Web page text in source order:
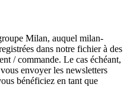
Milan, auquel milan-
dans notre fichier à des
/ commande. Le cas échéant,
envoyer les newsletters
bénéficiez en tant que